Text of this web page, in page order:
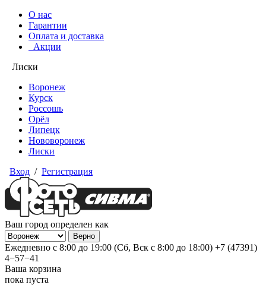
О нас
Гарантии
Оплата и доставка
Акции
Лиски
Воронеж
Курск
Россошь
Орёл
Липецк
Нововоронеж
Лиски
Вход / Регистрация
Ваш город определен как
Ежедневно с 8:00 до 19:00 (Сб, Вск с 8:00 до 18:00) +7 (47391)
4−57−41
Ваша корзина
пока пуста